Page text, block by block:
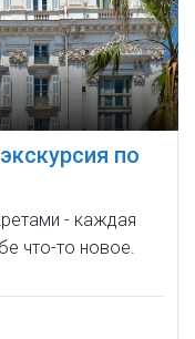
по
- каждая
что-то новое.